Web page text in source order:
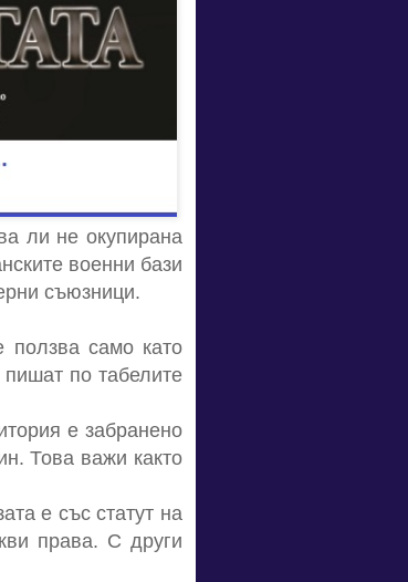
ли не окупирана
военни бази
съюзници.
ползва само като
по табелите
е забранено
Това важи както
е със статут на
права. С други